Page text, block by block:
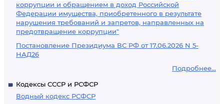
коррупции и обращением в доход Российской
Федерации имущества, приобретенного в результате
нарушения требований и запретов, направленных на
предотвращение коррупции"
Постановление Президиума ВС РФ от 17.06.2026 N 5-
НАД26
Подробнее...
Кодексы СССР и РСФСР
Водный кодекс РСФСР